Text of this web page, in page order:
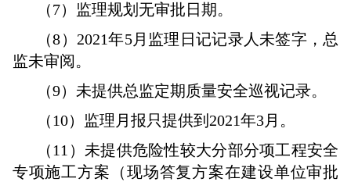
（7）监理规划无审批日期。
（8）2021年5月监理日记记录人未签字，总
监未审阅。
（9）未提供总监定期质量安全巡视记录。
（10）监理月报只提供到2021年3月。
（11）未提供危险性较大分部分项工程安全
专项施工方案（现场答复方案在建设单位审批